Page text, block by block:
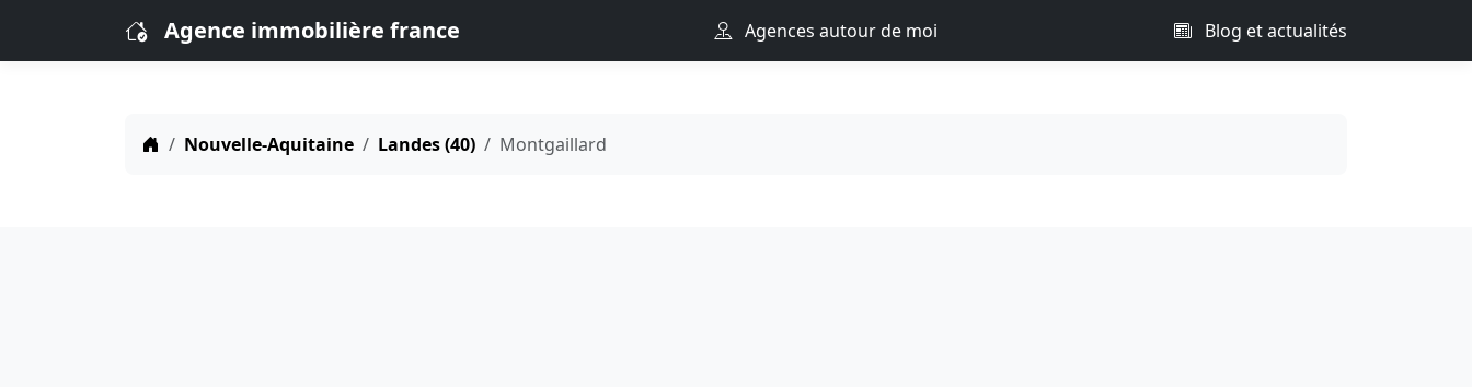
Agence immobilière france Agences autour de moi Blog et actualités
Nouvelle-Aquitaine Landes (40) Montgaillard